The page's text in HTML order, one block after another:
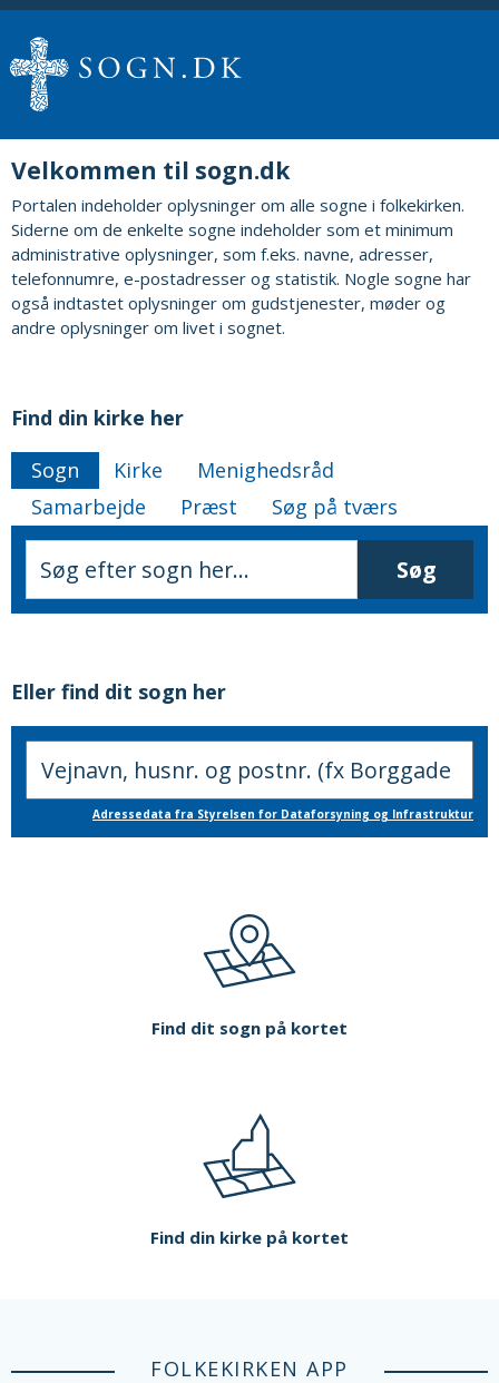
Velkommen til sogn.dk
Portalen indeholder oplysninger om alle sogne i folkekirken.
Siderne om de enkelte sogne indeholder som et minimum
administrative oplysninger, som f.eks. navne, adresser,
telefonnumre, e-postadresser og statistik. Nogle sogne har
også indtastet oplysninger om gudstjenester, møder og
andre oplysninger om livet i sognet.
Find din kirke her
Sogn
Kirke
Menighedsråd
Samarbejde
Præst Søg på tværs
Eller find dit sogn her
Adressedata fra Styrelsen for Dataforsyning og Infrastruktur
Find dit sogn på kortet
Find din kirke på kortet
FOLKEKIRKEN APP